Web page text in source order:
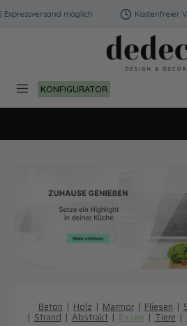
Zum Hauptinhalt springen
möglich Kostenfreier
KONFIGURATOR
Beton|Holz|Marmor|Fliesen|
|Strand|Abstrakt| Essen |Tiere|